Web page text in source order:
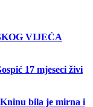
VIJEĆA
17 mjeseci živi
bila je mirna i